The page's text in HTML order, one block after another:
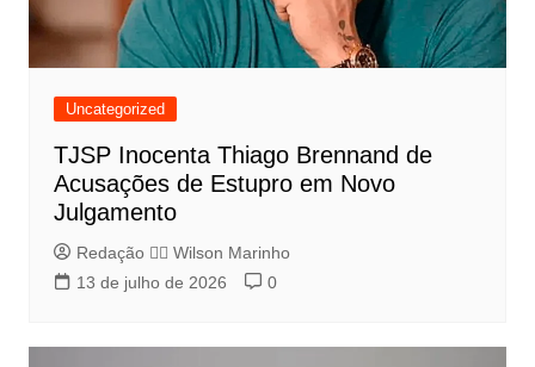
Uncategorized
TJSP Inocenta Thiago Brennand de
Acusações de Estupro em Novo
Julgamento
Redação 👨‍⚖️​ Wilson Marinho
13 de julho de 2026
0